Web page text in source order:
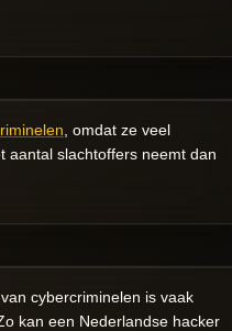
, omdat ze veel
aantal slachtoffers neemt dan
cybercriminelen is vaak
kan een Nederlandse hacker